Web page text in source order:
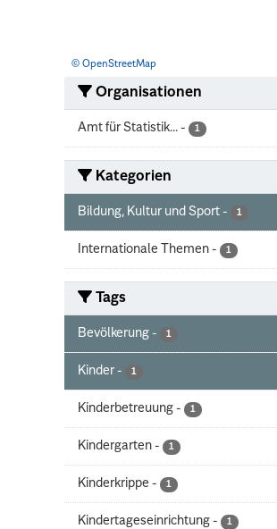
© OpenStreetMap
Organisationen
Amt für Statistik... - 1
Kategorien
Bildung, Kultur und Sport - 1
Internationale Themen - 1
Tags
Bevölkerung - 1
Kinder - 1
Kinderbetreuung - 1
Kindergarten - 1
Kinderkrippe - 1
Kindertageseinrichtung - 1